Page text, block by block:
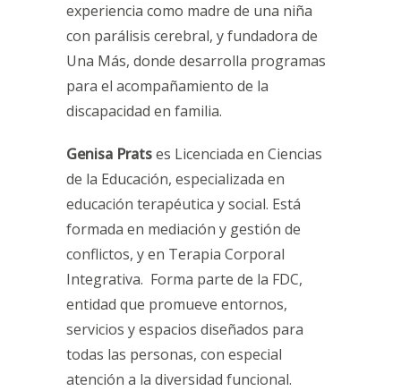
experiencia como madre de una niña
con parálisis cerebral, y fundadora de
Una Más, donde desarrolla programas
para el acompañamiento de la
discapacidad en familia.
Genisa Pratses Licenciada en Ciencias
de la Educación, especializada en
educación terapéutica y social. Está
formada en mediación y gestión de
conflictos, y en Terapia Corporal
Integrativa. Forma parte de la FDC,
entidad que promueve entornos,
servicios y espacios diseñados para
todas las personas, con especial
atención a la diversidad funcional.